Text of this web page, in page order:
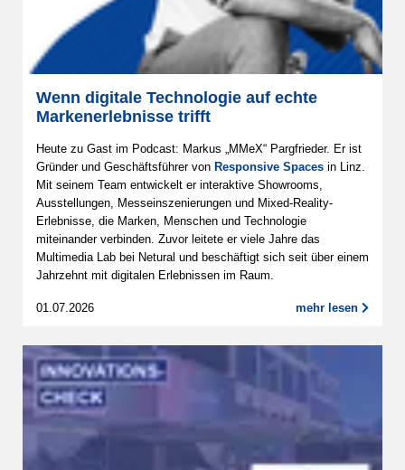
Wenn digitale Technologie auf echte
Markenerlebnisse trifft
Heute zu Gast im Podcast: Markus „MMeX“ Pargfrieder. Er ist
Gründer und Geschäftsführer von Responsive Spaces in Linz.
Mit seinem Team entwickelt er interaktive Showrooms,
Ausstellungen, Messeinszenierungen und Mixed-Reality-
Erlebnisse, die Marken, Menschen und Technologie
miteinander verbinden. Zuvor leitete er viele Jahre das
Multimedia Lab bei Netural und beschäftigt sich seit über einem
Jahrzehnt mit digitalen Erlebnissen im Raum.
01.07.2026 mehr lesen